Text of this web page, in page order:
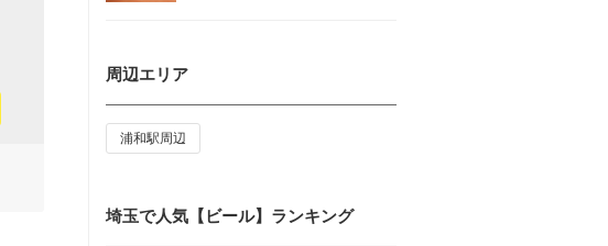
周辺エリア
浦和駅周辺
埼玉で人気【ビール】ランキング